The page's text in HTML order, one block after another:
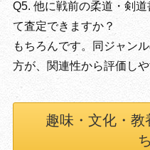
Q5. 他に戦前の柔道・剣
て査定できますか？
もちろんです。同ジャン
方が、関連性から評価しや
趣味・文化・教